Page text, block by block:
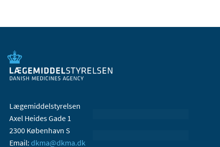
Lægemiddelstyrelsen
Axel Heides Gade 1
2300 København S
Email: dkma@dkma.dk